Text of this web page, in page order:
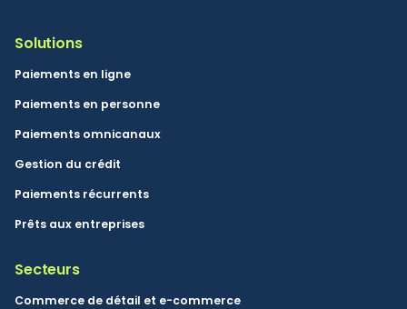
Solutions
Paiements en ligne
Paiements en personne
Paiements omnicanaux
Gestion du crédit
Paiements récurrents
Prêts aux entreprises
Secteurs
Commerce de détail et e-commerce